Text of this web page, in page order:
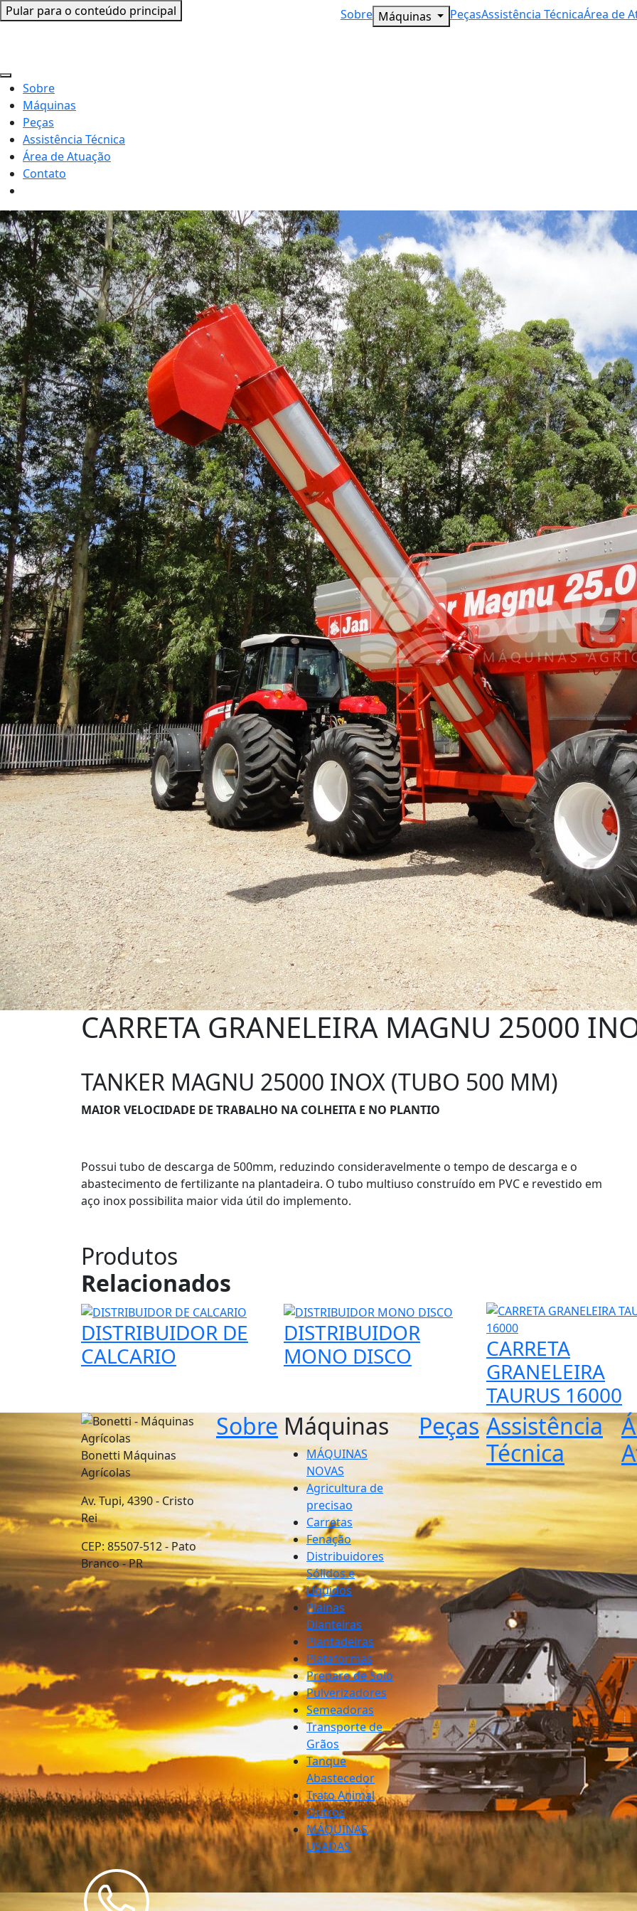
Pular para o conteúdo principal Sobre Máquinas PeçasAssistência TécnicaÁrea de
Sobre
Máquinas
Peças
Assistência Técnica
Área de Atuação
Contato
CARRETA GRANELEIRA MAGNU 25000
TANKER MAGNU 25000 INOX (TUBO 500 MM)
MAIOR VELOCIDADE DE TRABALHO NA COLHEITA E NO PLANTIO
Possui tubo de descarga de 500mm, reduzindo consideravelmente o tempo de descarga e o
abastecimento de fertilizante na plantadeira. O tubo multiuso construído em PVC e revestido em
aço inox possibilita maior vida útil do implemento.
Produtos
Relacionados
DISTRIBUIDOR DE
CALCARIO
DISTRIBUIDOR
MONO DISCO
CARRETA
GRANELEIRA
TAURUS 16000
Bonetti Máquinas
Agrícolas
Av. Tupi, 4390 - Cristo
Rei
CEP: 85507-512 - Pato
Branco - PR
Sobre Máquinas
MÁQUINAS
NOVAS
Agricultura de
precisao
Carretas
Fenação
Distribuidores
Sólidos e
Líquidos
Plainas
Dianteiras
Plantadeiras
Plataformas
Preparo de Solo
Pulverizadores
Semeadoras
Transporte de
Grãos
Tanque
Abastecedor
Trato Animal
Outros
MÁQUINAS
USADAS
Peças Assistência
Técnica